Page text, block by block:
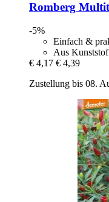
Romberg
-5%
Einfach &
Aus
€ 4,17 € 4,39
Zustellung bis 08.